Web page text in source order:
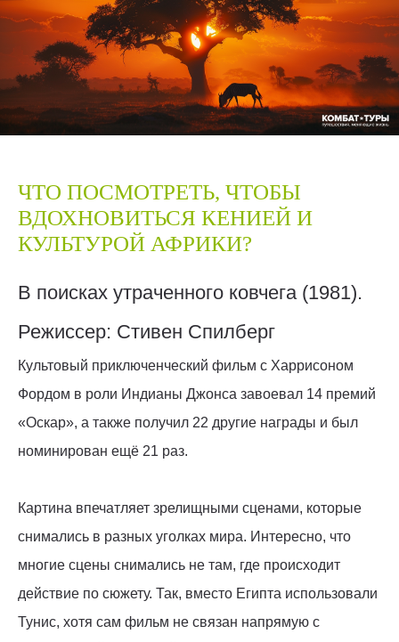
ЧТО ПОСМОТРЕТЬ, ЧТОБЫ
ВДОХНОВИТЬСЯ КЕНИЕЙ И
КУЛЬТУРОЙ АФРИКИ?
В поисках утраченного ковчега (1981).
Режиссер: Стивен Спилберг
Культовый приключенческий фильм с Харрисоном
Фордом в роли Индианы Джонса завоевал 14 премий
«Оскар», а также получил 22 другие награды и был
номинирован ещё 21 раз.
Картина впечатляет зрелищными сценами, которые
снимались в разных уголках мира. Интересно, что
многие сцены снимались не там, где происходит
действие по сюжету. Так, вместо Египта использовали
Тунис, хотя сам фильм не связан напрямую с